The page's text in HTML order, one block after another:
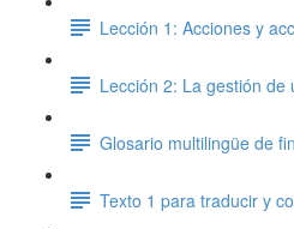
Lección 1: Acciones y
Lección 2: La gestión de
Glosario multilingüe de
Texto 1 para traducir y